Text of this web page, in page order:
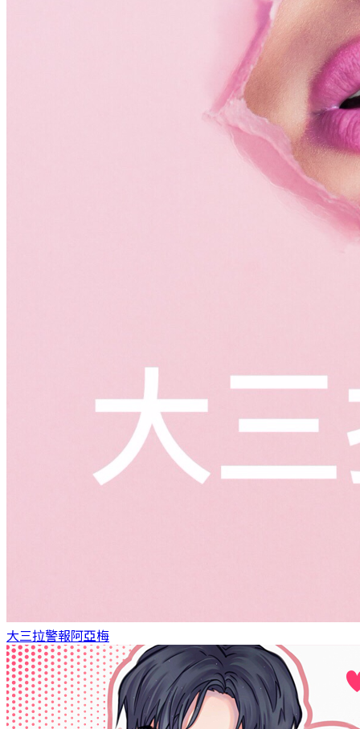
大三拉警報阿亞梅